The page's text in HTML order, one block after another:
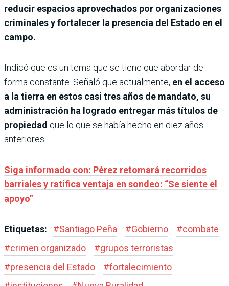
reducir espacios aprovechados por organizaciones
criminales y fortalecer la presencia del Estado en el
campo.
Indicó que es un tema que se tiene que abordar de
forma constante. Señaló que actualmente, en el acceso
a la tierra en estos casi tres años de mandato, su
administración ha logrado entregar más títulos de
propiedad que lo que se había hecho en diez años
anteriores.
Siga informado con: Pérez retomará recorridos
barriales y ratifica ventaja en sondeo: “Se siente el
apoyo”
Etiquetas: #Santiago Peña #Gobierno #combate
#crimen organizado #grupos terroristas
#presencia del Estado #fortalecimiento